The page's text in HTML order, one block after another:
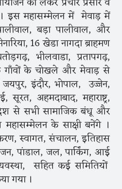
। इस महासम्मेलन में मेवाड़ में
बड़ा पालीवाल, और
16 खेडा नागदा ब्राहमण
भीलवाडा, प्रतापगढ़,
गाँवों के चोखले और मेवाड़ से
इंदौर, भोपाल, उज्जेन,
अहमदाबाद, महाराष्ट्र,
से सभी सामाजिक बंधू और
के साक्षी बनेंगे ।
स्वागत, संचालन, इतिहास
पांडाल, जल, पार्किंग, आई
सहित कई समितियों
गया ।